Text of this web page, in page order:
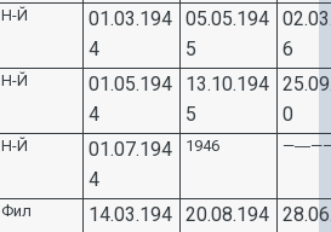
Н-Й 01.03.194
4
05.05.194
5
02.0
6
Н-Й 01.05.194
4
13.10.194
5
25.0
0
Н-Й 01.07.194
4
1946
Фил 14.03.194 20.08.194 28.0